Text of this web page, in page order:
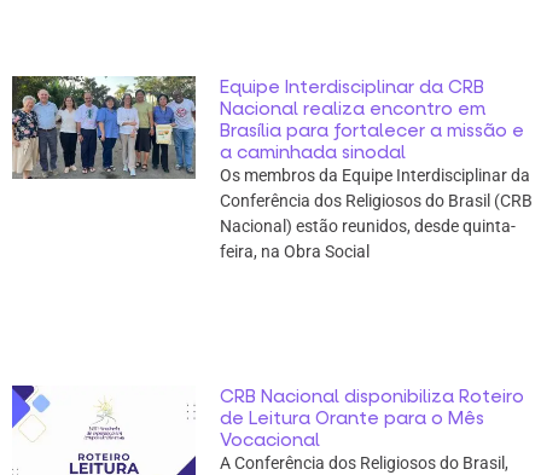
Equipe Interdisciplinar da CRB
Nacional realiza encontro em
Brasília para fortalecer a missão e
a caminhada sinodal
Os membros da Equipe Interdisciplinar da
Conferência dos Religiosos do Brasil (CRB
Nacional) estão reunidos, desde quinta-
feira, na Obra Social
CRB Nacional disponibiliza Roteiro
de Leitura Orante para o Mês
Vocacional
A Conferência dos Religiosos do Brasil,